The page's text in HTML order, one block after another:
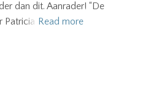
dan dit. Aanrader! “De
Patricia Read more